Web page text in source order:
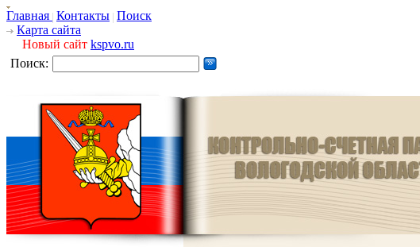
Главная Контакты Поиск
Карта сайта
Новый сайт kspvo.ru
Поиск: